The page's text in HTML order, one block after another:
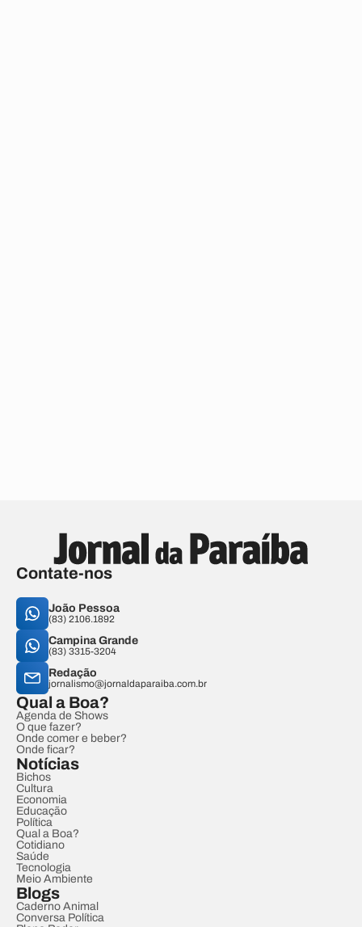
Contate-nos
João Pessoa
(83) 2106.1892
Campina Grande
(83) 3315-3204
Redação
jornalismo@jornaldaparaiba.com.br
Qual a Boa?
Agenda de Shows
O que fazer?
Onde comer e beber?
Onde ficar?
Notícias
Bichos
Cultura
Economia
Educação
Política
Qual a Boa?
Cotidiano
Saúde
Tecnologia
Meio Ambiente
Blogs
Caderno Animal
Conversa Política